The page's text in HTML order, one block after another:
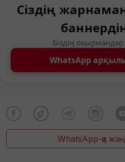
Сіздің
Біздің оқырмандар
WhatsApp
WhatsApp-қа